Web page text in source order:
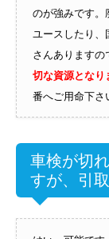
のが強みです。
ユースしたり、
さんありますの
切な資源となり
番へご用命下さ
車検が切
すが、引